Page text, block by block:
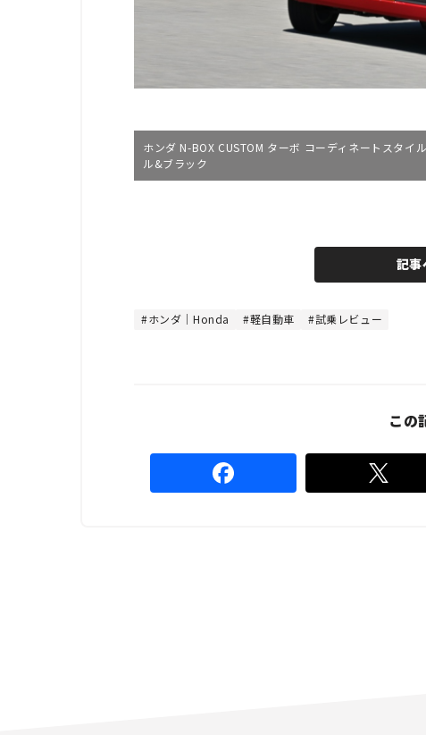
ホンダ N-BOX CUSTOM ターボ コーディネートスタイ
ル&ブラック
4
.
記事
ホンダ｜Honda 軽自動車 試乗レビュー
この